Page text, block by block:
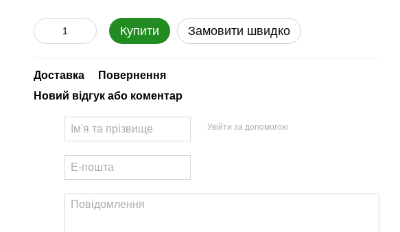
Купити Замовити швидко
Доставка
Повернення
Новий відгук або коментар
Увійти за допомогою